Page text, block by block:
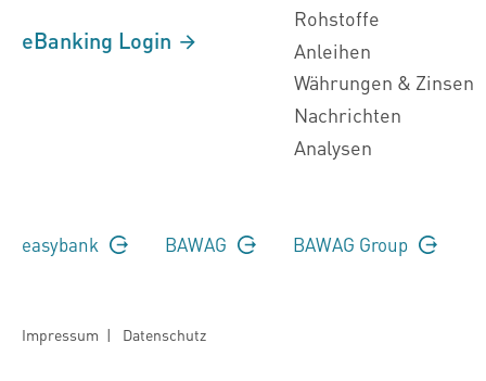
eBanking Login
Rohstoffe
Anleihen
Währungen & Zinsen
Nachrichten
Analysen
easybank BAWAG BAWAG Group
Impressum | Datenschutz